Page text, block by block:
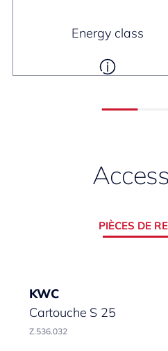
Energy class
PIÈCES DE
KWC
Cartouche S 25
Z.536.032